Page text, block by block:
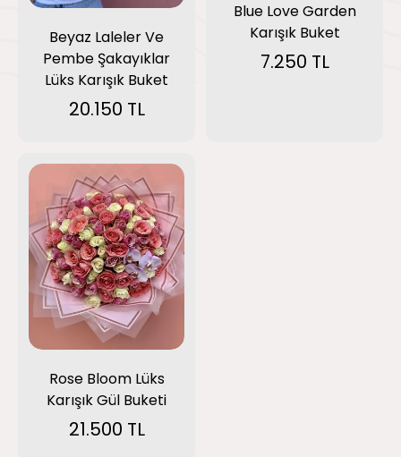
Beyaz Laleler Ve
Pembe Şakayıklar
Lüks Karışık Buket
20.150 TL
Blue Love Garden
Karışık Buket
7.250 TL
Rose Bloom Lüks
Karışık Gül Buketi
21.500 TL